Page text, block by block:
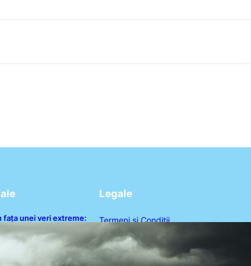
fața unei veri extreme:
în august
Legale
Termeni și Condiții
Politica de Confidențialitate
Politica de Cookies